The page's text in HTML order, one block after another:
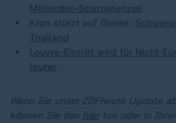
Milliarden-Sparpotenzial
Kran stürzt auf Gleise:
Thailand
Louvre-Eintritt wird für Nicht-
teurer
Wenn Sie unser ZDFheute Update
können Sie das hiertun oder in Ihrer